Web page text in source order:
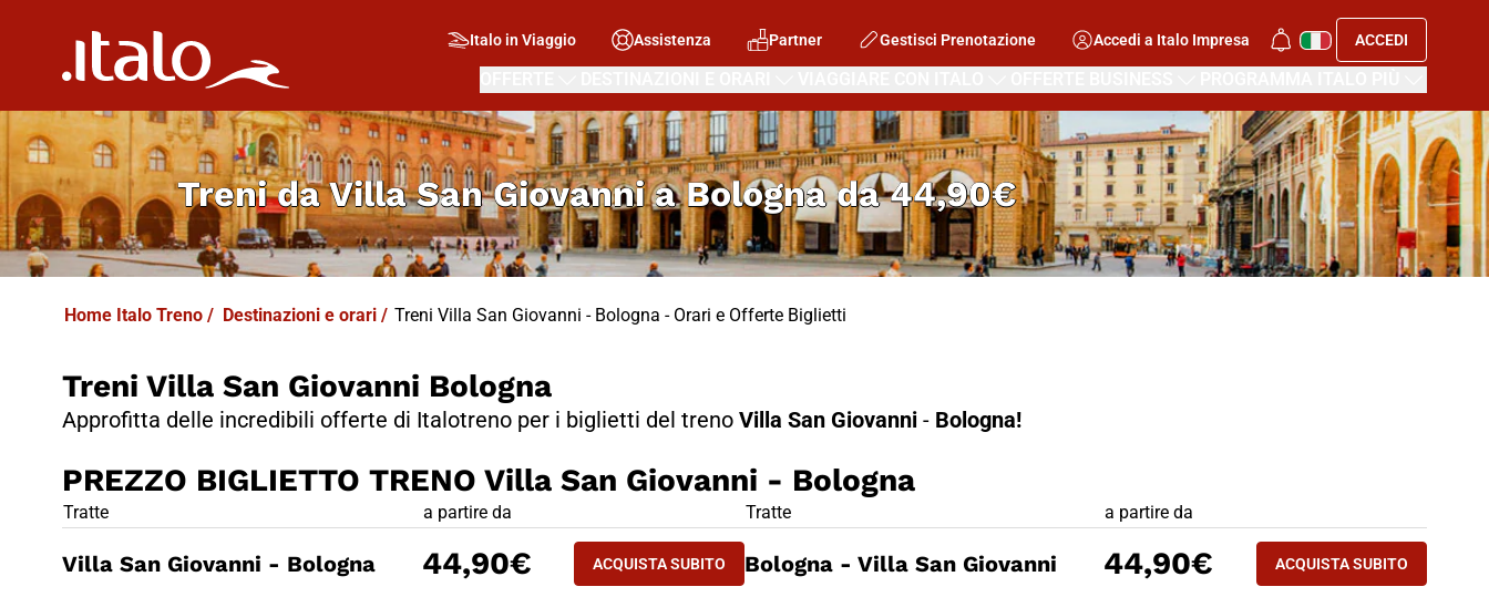
Italo in Viaggio Assistenza Partner Gestisci Prenotazione Accedi a Italo Impresa ACCEDI
Treni daVilla San Giovanni a Bolognada44,90€
Home Italo Treno / Destinazioni e orari / Treni Villa San Giovanni - Bologna - Orari e Offerte Biglietti
Treni Villa San Giovanni Bologna
Approfitta delle incredibili offerte di Italotreno per i biglietti del treno Villa San Giovanni - Bologna!
PREZZO BIGLIETTO TRENO Villa San Giovanni - Bologna
PREZZO BIGLIETTO TRENO Villa San Giovanni - Bologna
Tratte a partire da
ACQUISTA SUBITO
Villa San Giovanni - Bologna 44,90€ ACQUISTA SUBITOVILLA SAN GIOVANNI - BOLOGNA
PREZZO BIGLIETTO TRENO Villa San Giovanni -
Tratte a partire da
ACQUISTA SUBITO
Bologna - Villa San Giovanni 44,90€ ACQUISTA SUBITO
BOLOGNA - VILLA